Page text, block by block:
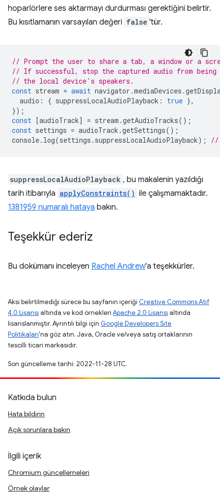
hoparlörlere ses aktarmayı durdurması gerektiğini belirtir.
Bu kısıtlamanın varsayılan değeri false 'tür.
// Prompt the user to share a tab, a window or a
// If successful, stop the captured audio from being
// the local device's speakers.
const stream = await navigator .mediaDevices .
audio : { suppressLocalAudioPlayback : true },
});
const [audioTrack] = stream .getAudioTracks();
const settings = audioTrack .getSettings();
console. log(settings . suppressLocalAudioPlayback); //
suppressLocalAudioPlayback , bu makalenin yazıldığı
tarih itibarıyla applyConstraints() ile çalışmamaktadır.
1381959 numaralı hataya bakın.
Teşekkür ederiz
Bu dokümanı inceleyen Rachel Andrew'a teşekkürler.
Aksi belirtilmediği sürece bu sayfanın içeriği Creative Commons Atıf
4.0 Lisansı altında ve kod örnekleri Apache 2.0 Lisansı altında
lisanslanmıştır. Ayrıntılı bilgi için Google Developers Site
Politikaları'na göz atın. Java, Oracle ve/veya satış ortaklarının
tescilli ticari markasıdır.
Son güncelleme tarihi: 2022-11-28 UTC.
Katkıda bulun
Hata bildirin
Açık sorunlara bakın
İlgili içerik
Chromium güncellemeleri
Örnek olaylar